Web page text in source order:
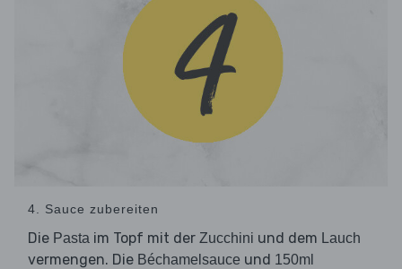
4. Sauce zubereiten
Die Pasta im Topf mit der Zucchini und dem Lauch
vermengen. Die Béchamelsauce und 150ml